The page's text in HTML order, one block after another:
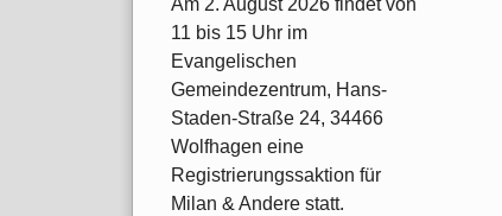
Am 2. August 2026 findet von
11 bis 15 Uhr im
Evangelischen
Gemeindezentrum, Hans-
Staden-Straße 24, 34466
Wolfhagen eine
Registrierungssaktion für
Milan & Andere statt.